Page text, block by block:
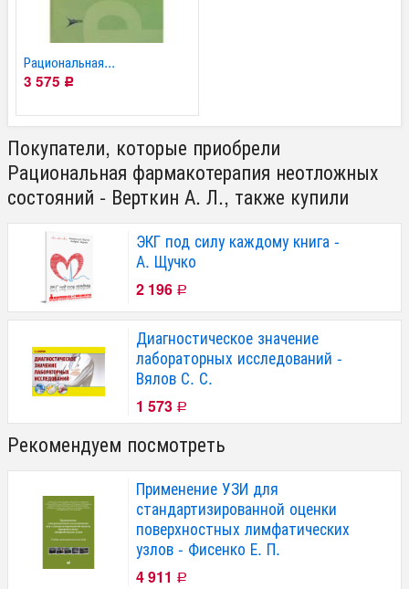
Рациональная...
3 575 Р
Покупатели, которые приобрели
Рациональная фармакотерапия неотложных
состояний - Верткин А. Л., также купили
ЭКГ под силу каждому книга -
А. Щучко
2 196 Р
Диагностическое значение
лабораторных исследований -
Вялов С. С.
1 573 Р
Рекомендуем посмотреть
Применение УЗИ для
стандартизированной оценки
поверхностных лимфатических
узлов - Фисенко Е. П.
4 911 Р